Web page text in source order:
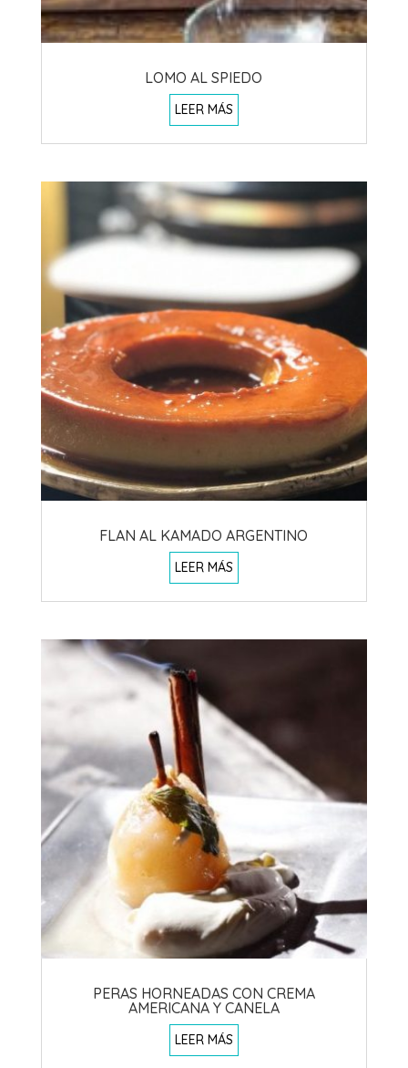
LOMO AL SPIEDO
LEER MÁS
FLAN AL KAMADO ARGENTINO
LEER MÁS
PERAS HORNEADAS CON CREMA
AMERICANA Y CANELA
LEER MÁS